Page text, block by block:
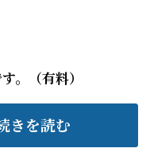
。（有料）
きを読む